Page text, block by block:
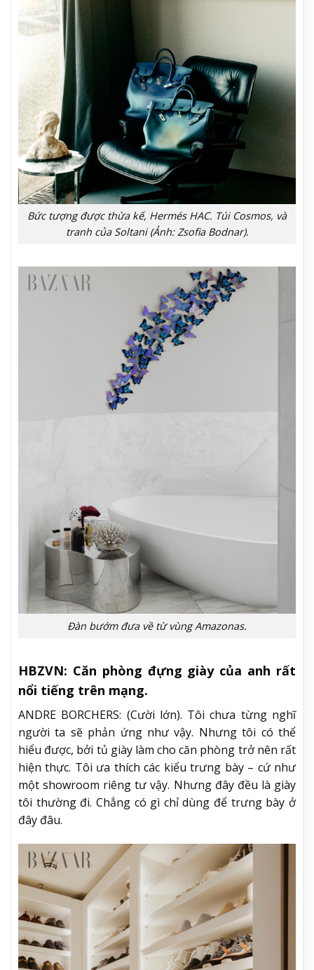
Bức tượng được thừa kế, Hermés HAC. Túi Cosmos, và
tranh của Soltani (Ảnh: Zsofia Bodnar).
Đàn bướm đưa về từ vùng Amazonas.
HBZVN: Căn phòng đựng giày của anh rất
nổi tiếng trên mạng.
ANDRE BORCHERS: (Cười lớn). Tôi chưa từng nghĩ
người ta sẽ phản ứng như vậy. Nhưng tôi có thể
hiểu được, bởi tủ giày làm cho căn phòng trở nên rất
hiện thực. Tôi ưa thích các kiểu trưng bày – cứ như
một showroom riêng tư vậy. Nhưng đây đều là giày
tôi thường đi. Chẳng có gì chỉ dùng để trưng bày ở
đây đâu.